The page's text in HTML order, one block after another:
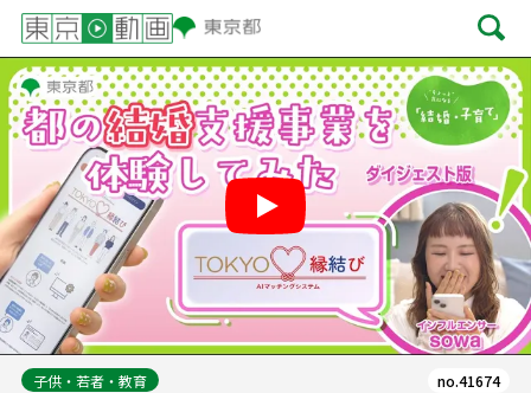
Play
子供・若者・教育
no.41674